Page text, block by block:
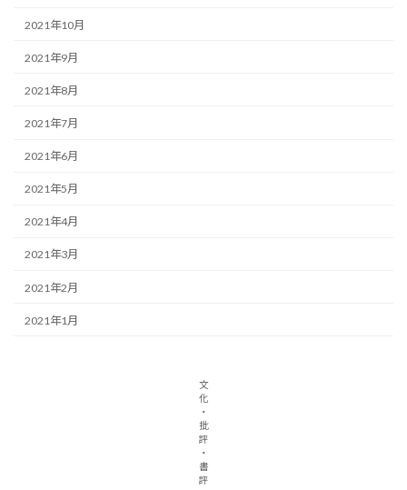
2021年10月
2021年9月
2021年8月
2021年7月
2021年6月
2021年5月
2021年4月
2021年3月
2021年2月
2021年1月
文
化
・
批
評
・
書
評